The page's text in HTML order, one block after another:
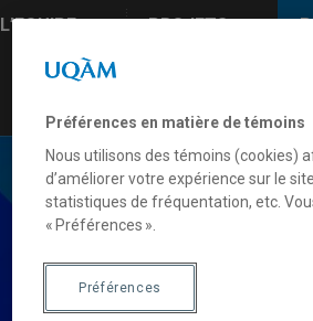
L’EQUIPE PROJETS
Préférences en matière de témoins
Nous utilisons des témoins (cookies)
d’améliorer votre expérience sur le
statistiques de fréquentation, etc.
« Préférences ».
Préférences